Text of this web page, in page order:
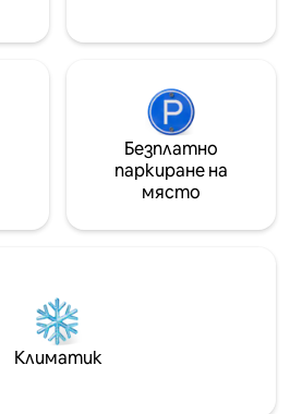
Безплатно
паркиране на
място
Климатик